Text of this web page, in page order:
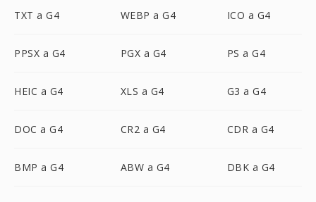
TXT a G4 WEBP a G4 ICO a G4
PPSX a G4 PGX a G4 PS a G4
HEIC a G4 XLS a G4 G3 a G4
DOC a G4 CR2 a G4 CDR a G4
BMP a G4 ABW a G4 DBK a G4